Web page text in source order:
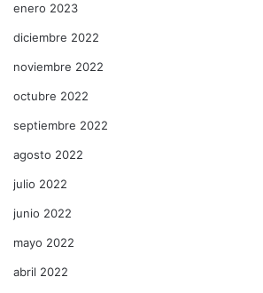
enero 2023
diciembre 2022
noviembre 2022
octubre 2022
septiembre 2022
agosto 2022
julio 2022
junio 2022
mayo 2022
abril 2022